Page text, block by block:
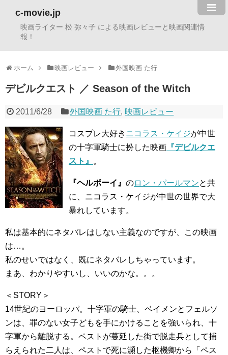
c-movie.jp
映画ライター 松 弥々子 による映画レビューと映画関連情
報！
ホーム 映画レビュー 外国映画 た行
デビルクエスト ／ Season of the Witch
2011/6/28 外国映画 た行, 映画レビュー
コスプレ大好き ニコラス・ケイジが中世
の十字軍騎士に扮した映画 『デビルクエ
スト』
。
『ヘルボーイ』 のロン・パールマンと共
に、ニコラス・ケイジが中世の世界で大
暴れしています。
私は基本的にネタバレはしない主義なのですが、この映画
は…。
私のせいではなく、既にネタバレしちゃっています。
まあ、わかりやすいし、いいのかな。。。
＜STORY＞
14世紀のヨーロッパ。十字軍の騎士、ベイメンとフェルソ
ンは、罪のない女子どもを手にかけることを強いられ、十
字軍から離脱する。ペストが蔓延した街で脱走兵として捕
らえられた二人は、ペストで死に瀕した枢機卿から「ペス